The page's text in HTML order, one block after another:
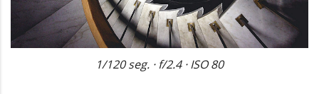
1/120 seg. · f/2.4 · ISO 80